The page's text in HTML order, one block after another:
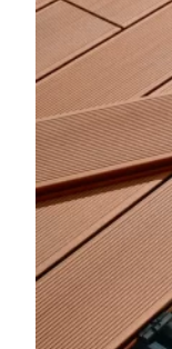
Empaquetadura
4.8mm neopreno
3.5MP
$803.797
Agregar al